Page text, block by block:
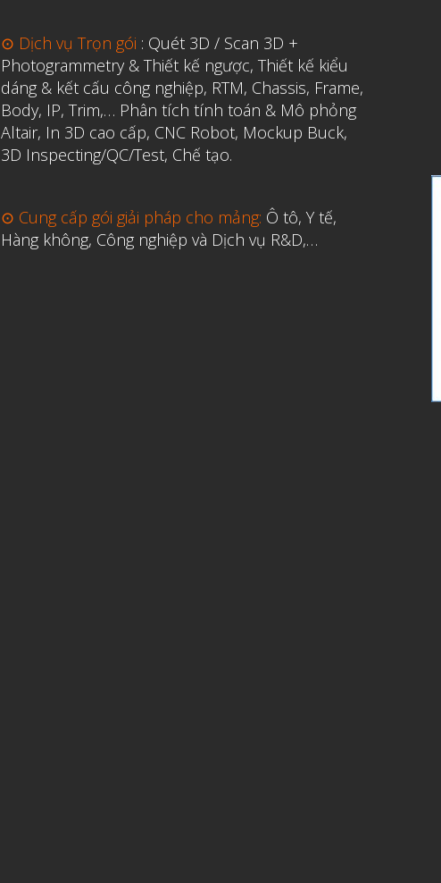
⊙ Dịch vụ Trọn gói : Quét 3D / Scan 3D +
Photogrammetry & Thiết kế ngược, Thiết kế kiểu
dáng & kết cấu công nghiệp, RTM, Chassis, Frame,
Body, IP, Trim,… Phân tích tính toán & Mô phỏng
Altair, In 3D cao cấp, CNC Robot, Mockup Buck,
3D Inspecting/QC/Test, Chế tạo.
⊙ Cung cấp gói giải pháp cho mảng: Ô tô, Y tế,
Hàng không, Công nghiệp và Dịch vụ R&D,…